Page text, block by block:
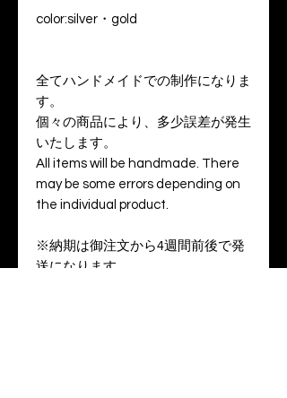
color:silver・gold
全てハンドメイドでの制作になりま
す。
個々の商品により、多少誤差が発生
いたします。
All items will be handmade. There
may be some errors depending on
the individual product.
※納期は御注文から4週間前後で発
送になります。